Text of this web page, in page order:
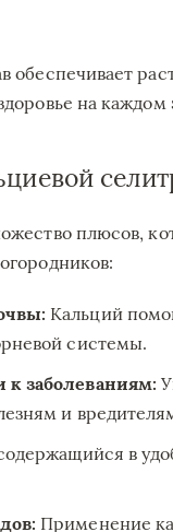
обеспечивает
на каждом
плюсов,
Кальций
системы.
к заболеваниям:
и
в
Применение